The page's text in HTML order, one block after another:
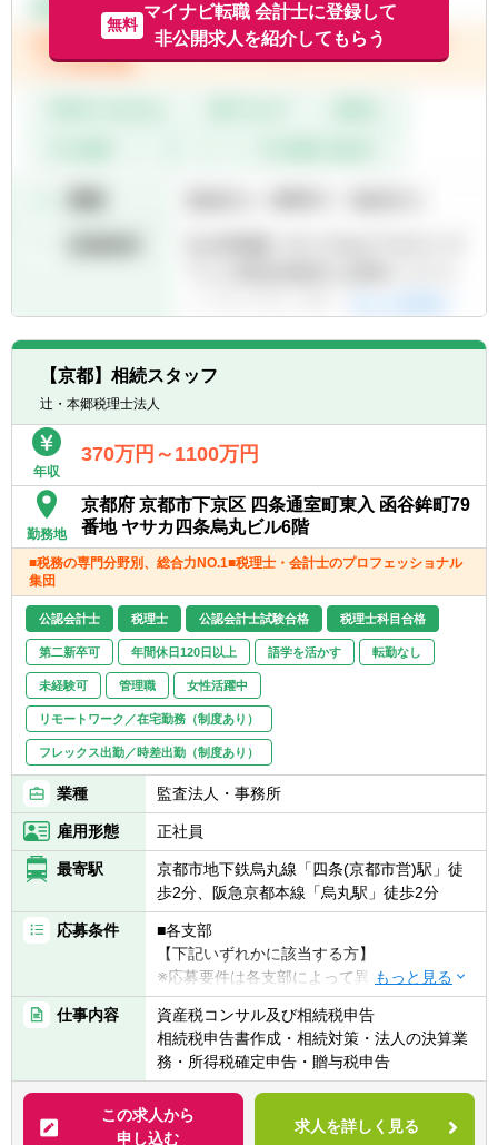
無料
マイナビ転職 会計士に登録して
非公開求人を紹介してもらう
【京都】相続スタッフ
辻・本郷税理士法人
年収
370万円～1100万円
勤務地
京都府 京都市下京区 四条通室町東入 函谷鉾町79
番地 ヤサカ四条烏丸ビル6階
■税務の専門分野別、総合力NO.1■税理士・会計士のプロフェッショナル
集団
公認会計士 税理士 公認会計士試験合格 税理士科目合格
第二新卒可 年間休日120日以上 語学を活かす 転勤なし
未経験可 管理職 女性活躍中
リモートワーク／在宅勤務（制度あり）
フレックス出勤／時差出勤（制度あり）
業種 監査法人・事務所
雇用形態 正社員
最寄駅
京都市地下鉄烏丸線「四条(京都市営)駅」徒
歩2分、阪急京都本線「烏丸駅」徒歩2分
応募条件
■各支部
【下記いずれかに該当する方】
※応募要件は各支部によって異なります為、
応募要件を満たしていない方でもご相談下さ
い。
・税理士科目合格者
・会計事務所勤務経験者
・普通自動車免許
【求める人物像】
仕事内容
資産税コンサル及び相続税申告
相続税申告書作成・相続対策・法人の決算業
務・所得税確定申告・贈与税申告
この求人から
申し込む
求人を詳しく見る